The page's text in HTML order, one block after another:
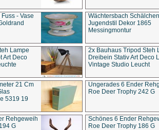
- Vase
Wächtersbach Schälchen
Jugendstil Dekor 1865
Messingmontur
Lampe
Art Deco
2x Bauhaus Tripod Steh
Dreibein Stativ Art Deco
Vintage Studio Leucht
21 Cm
5319 19
Ungerades 6 Ender
Roe Deer Trophy 242 G
Rehgeweih
G
Schönes 6 Ender
Roe Deer Trophy 186 G